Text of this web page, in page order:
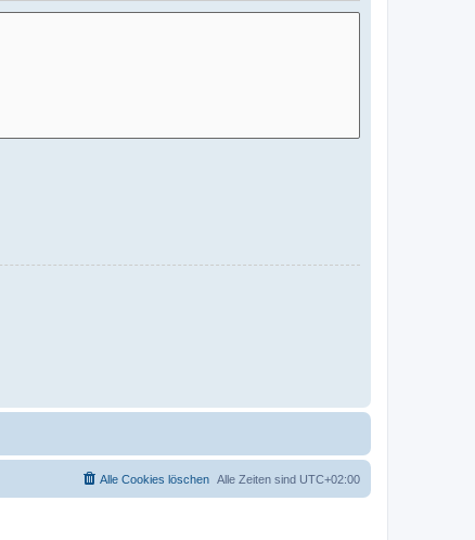
Alle Zeiten sind UTC+02:00
Alle Cookies löschen